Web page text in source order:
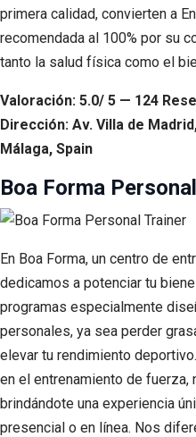
primera calidad, convierten a
recomendada al 100% por su
tanto la salud física como el
Valoración: 5.0/ 5 — 124
Dirección: Av. Villa de
Málaga, Spain
Boa Forma
En Boa Forma, un centro de
dedicamos a potenciar tu
programas especialmente
personales, ya sea perder
elevar tu rendimiento
en el entrenamiento de fuerza,
brindándote una experiencia
presencial o en línea. Nos